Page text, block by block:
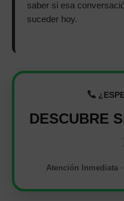
saber si esa
suceder hoy.
DESCUBRE
Atención Inmediata